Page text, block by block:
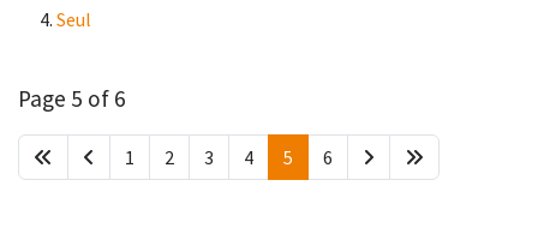
Seul
Page 5 of 6
1 2 3 4 5 6